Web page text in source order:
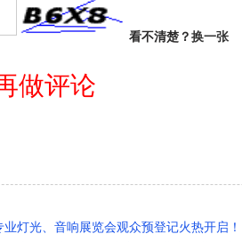
看不清楚？换一张
做评论
灯光、音响展览会观众预登记火热开启！